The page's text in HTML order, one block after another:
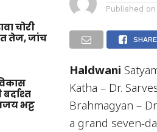
चोरी
तेज, जांच
भट्ट
Published on
SHARE
Haldwani
Katha – Dr.
Brahmagyan –
a grand seven-